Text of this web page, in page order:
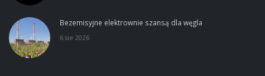
Bezemisyjne elektrownie szansą dla węgla
6 sie 2026